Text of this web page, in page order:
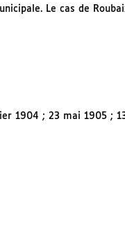
Le cas de
1904 ; 23 mai 1905 ;